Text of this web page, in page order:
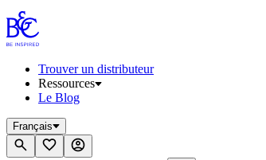
Trouver un distributeur
Ressources
Le Blog
Français